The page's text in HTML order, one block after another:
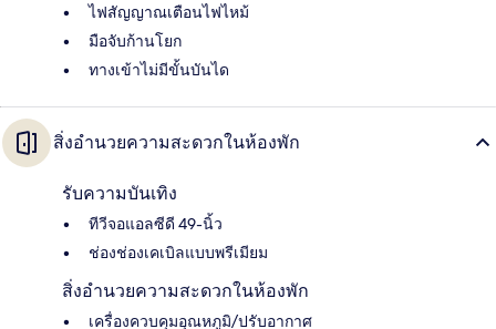
ไฟสัญญาณเตือนไฟไหม้
มือจับก้านโยก
ทางเข้าไม่มีขั้นบันได
สิ่งอำนวยความสะดวกในห้องพัก
รับความบันเทิง
ทีวีจอแอลซีดี 49-นิ้ว
ช่องช่องเคเบิลแบบพรีเมียม
สิ่งอำนวยความสะดวกในห้องพัก
เครื่องควบคุมอุณหภูมิ/ปรับอากาศ